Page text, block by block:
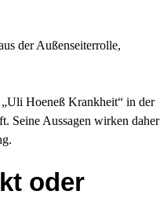
der Außenseiterrolle,
Hoeneß Krankheit“ in der
Seine Aussagen wirken daher
oder